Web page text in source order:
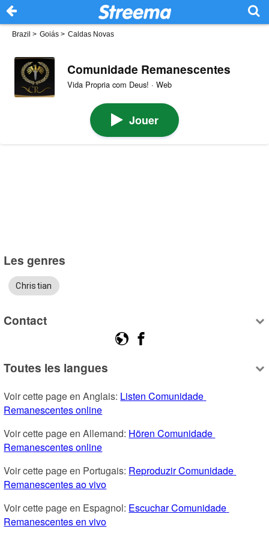
Brazil > Goiás > Caldas Novas
Comunidade Remanescentes
Vida Propria com Deus! · Web
Jouer
Les genres
Christian
Contact
Toutes les langues
Voir cette page en Anglais: Listen Comunidade
Remanescentes online
Voir cette page en Allemand: Hören Comunidade
Remanescentes online
Voir cette page en Portugais: Reproduzir Comunidade
Remanescentes ao vivo
Voir cette page en Espagnol: Escuchar Comunidade
Remanescentes en vivo